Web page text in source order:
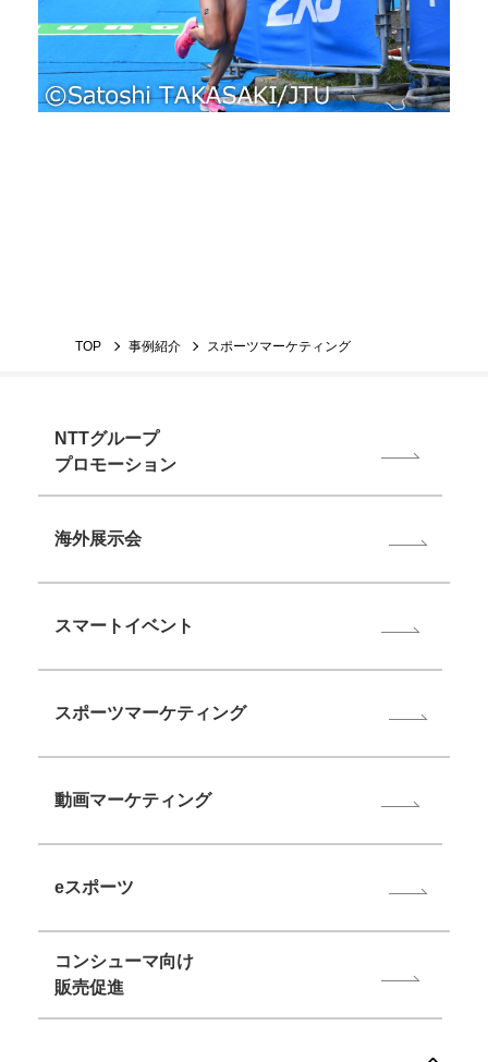
TOP 事例紹介 スポーツマーケティング
NTTグループ
プロモーション
海外展示会
スマートイベント
スポーツマーケティング
動画マーケティング
eスポーツ
コンシューマ向け
販売促進